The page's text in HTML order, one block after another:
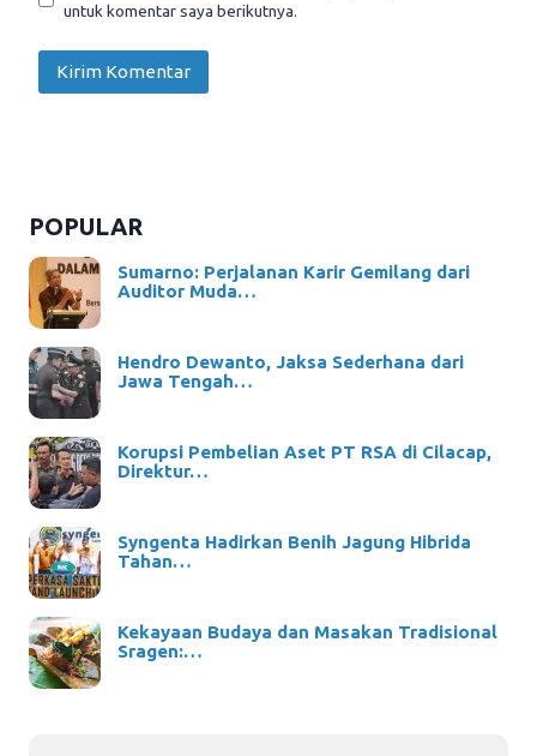
untuk komentar saya berikutnya.
POPULAR
Sumarno: Perjalanan Karir Gemilang dari
Auditor Muda…
Hendro Dewanto, Jaksa Sederhana dari
Jawa Tengah…
Korupsi Pembelian Aset PT RSA di Cilacap,
Direktur…
Syngenta Hadirkan Benih Jagung Hibrida
Tahan…
Kekayaan Budaya dan Masakan Tradisional
Sragen:…